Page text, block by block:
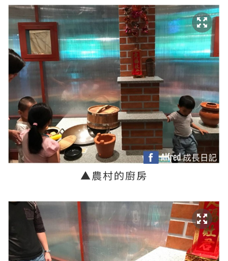
▲農村的廚房